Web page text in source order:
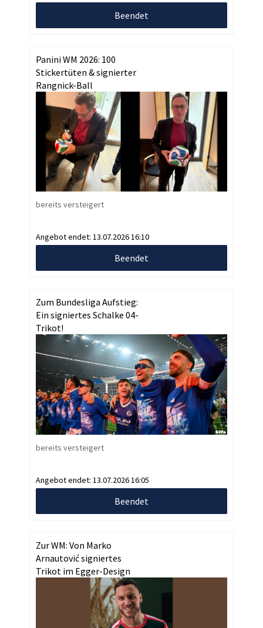
Beendet
Panini WM 2026: 100
Stickertüten & signierter
Rangnick-Ball
bereits versteigert
Angebot endet: 13.07.2026 16:10
Beendet
Zum Bundesliga Aufstieg:
Ein signiertes Schalke 04-
Trikot!
bereits versteigert
Angebot endet: 13.07.2026 16:05
Beendet
Zur WM: Von Marko
Arnautović signiertes
Trikot im Egger-Design